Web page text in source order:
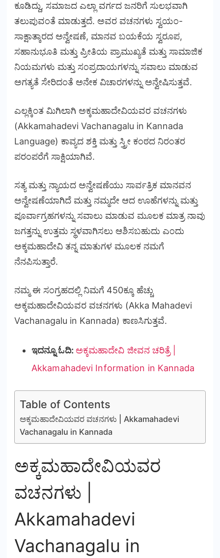
ಕೂಡಿದ್ದು, ಸಮಾಜದ ಎಲ್ಲಾ ವರ್ಗದ ಜನರಿಗೆ ಸುಲಭವಾಗಿ
ತಲುಪುವಂತೆ ಮಾಡುತ್ತದೆ. ಅವರ ವಚನಗಳು ಸ್ವಯಂ-
ಸಾಕ್ಷಾತ್ಕಾರದ ಅನ್ವೇಷಣೆ, ಮಾನವ ಬಯಕೆಯ ಸ್ವರೂಪ,
ಸಹಾನುಭೂತಿ ಮತ್ತು ಪ್ರೀತಿಯ ಪ್ರಾಮುಖ್ಯತೆ ಮತ್ತು ಸಾಮಾಜಿಕ
ನಿಯಮಗಳು ಮತ್ತು ಸಂಪ್ರದಾಯಗಳನ್ನು ಸವಾಲು ಮಾಡುವ
ಅಗತ್ಯತೆ ಸೇರಿದಂತೆ ಅನೇಕ ವಿಚಾರಗಳನ್ನು ಅನ್ವೇಷಿಸುತ್ತವೆ.
ಎಲ್ಲಕ್ಕಿಂತ ಮಿಗಿಲಾಗಿ ಅಕ್ಕಮಹಾದೇವಿಯವರ ವಚನಗಳು
(Akkamahadevi Vachanagalu in Kannada
Language) ಕಾವ್ಯದ ಶಕ್ತಿ ಮತ್ತು ಸ್ತ್ರೀ ಕಂಠದ ನಿರಂತರ
ಪರಂಪರೆಗೆ ಸಾಕ್ಷಿಯಾಗಿವೆ.
ಸತ್ಯ ಮತ್ತು ನ್ಯಾಯದ ಅನ್ವೇಷಣೆಯು ಸಾರ್ವತ್ರಿಕ ಮಾನವನ
ಅನ್ವೇಷಣೆಯಾಗಿದೆ ಮತ್ತು ನಮ್ಮದೇ ಆದ ಊಹೆಗಳನ್ನು ಮತ್ತು
ಪೂರ್ವಾಗ್ರಹಗಳನ್ನು ಸವಾಲು ಮಾಡುವ ಮೂಲಕ ಮಾತ್ರ ನಾವು
ಜಗತ್ತನ್ನು ಉತ್ತಮ ಸ್ಥಳವಾಗಿಸಲು ಆಶಿಸಬಹುದು ಎಂದು
ಅಕ್ಕಮಹಾದೇವಿ ತನ್ನ ಮಾತುಗಳ ಮೂಲಕ ನಮಗೆ
ನೆನಪಿಸುತ್ತಾರೆ.
ನಮ್ಮ ಈ ಸಂಗ್ರಹದಲ್ಲಿ ನಿಮಗೆ 450ಕ್ಕೂ ಹೆಚ್ಚು
ಅಕ್ಕಮಹಾದೇವಿಯವರ ವಚನಗಳು (Akka Mahadevi
Vachanagalu in Kannada) ಕಾಣಸಿಗುತ್ತವೆ.
ಇದನ್ನೂ ಓದಿ: ಅಕ್ಕಮಹಾದೇವಿ ಜೀವನ ಚರಿತ್ರೆ |
Akkamahadevi Information in Kannada
Table of Contents
ಅಕ್ಕಮಹಾದೇವಿಯವರ ವಚನಗಳು | Akkamahadevi
Vachanagalu in Kannada
ಅಕ್ಕಮಹಾದೇವಿಯವರ
ವಚನಗಳು |
Akkamahadevi
Vachanagalu in